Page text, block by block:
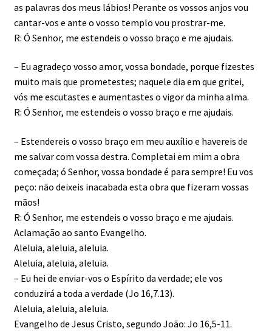
as palavras dos meus lábios! Perante os vossos anjos vou
cantar-vos e ante o vosso templo vou prostrar-me.
R: Ó Senhor, me estendeis o vosso braço e me ajudais.
– Eu agradeço vosso amor, vossa bondade, porque fizestes
muito mais que prometestes; naquele dia em que gritei,
vós me escutastes e aumentastes o vigor da minha alma.
R: Ó Senhor, me estendeis o vosso braço e me ajudais.
– Estendereis o vosso braço em meu auxílio e havereis de
me salvar com vossa destra. Completai em mim a obra
começada; ó Senhor, vossa bondade é para sempre! Eu vos
peço: não deixeis inacabada esta obra que fizeram vossas
mãos!
R: Ó Senhor, me estendeis o vosso braço e me ajudais.
Aclamação ao santo Evangelho.
Aleluia, aleluia, aleluia.
Aleluia, aleluia, aleluia.
– Eu hei de enviar-vos o Espírito da verdade; ele vos
conduzirá a toda a verdade (Jo 16,7.13).
Aleluia, aleluia, aleluia.
Evangelho de Jesus Cristo, segundo João: Jo 16,5-11.